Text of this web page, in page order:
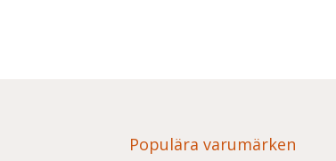
Populära varumärken